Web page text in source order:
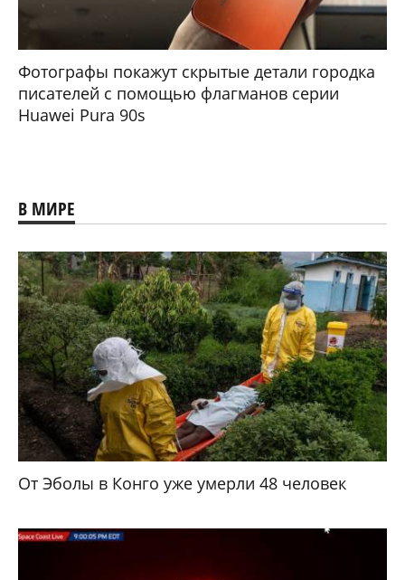
Фотографы покажут скрытые детали городка
писателей с помощью флагманов серии
Huawei Pura 90s
В МИРЕ
От Эболы в Конго уже умерли 48 человек